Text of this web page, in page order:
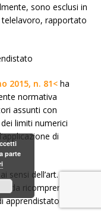
sono esclusi in
rapportato
2015, n. 81< ha
normativa
assunti con
limiti numerici
di
sensi dell’art. 4,
da ricomprendere
apprendistato.
parte